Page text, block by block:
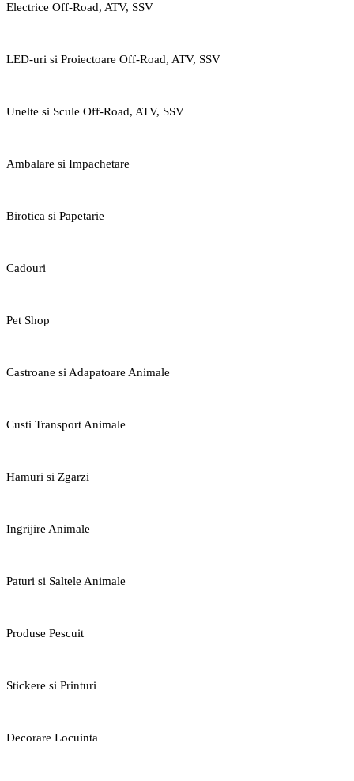
Electrice Off-Road, ATV, SSV
LED-uri si Proiectoare Off-Road, ATV, SSV
Unelte si Scule Off-Road, ATV, SSV
Ambalare si Impachetare
Birotica si Papetarie
Cadouri
Pet Shop
Castroane si Adapatoare Animale
Custi Transport Animale
Hamuri si Zgarzi
Ingrijire Animale
Paturi si Saltele Animale
Produse Pescuit
Stickere si Printuri
Decorare Locuinta